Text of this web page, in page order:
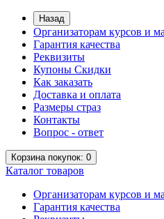
Назад
Организаторам курсов и
Гарантия качества
Реквизиты
Купоны Скидки
Как заказать
Доставка и оплата
Размеры страз
Контакты
Вопрос - ответ
Корзинапокупок: 0
Каталог товаров
Организаторам курсов и
Гарантия качества